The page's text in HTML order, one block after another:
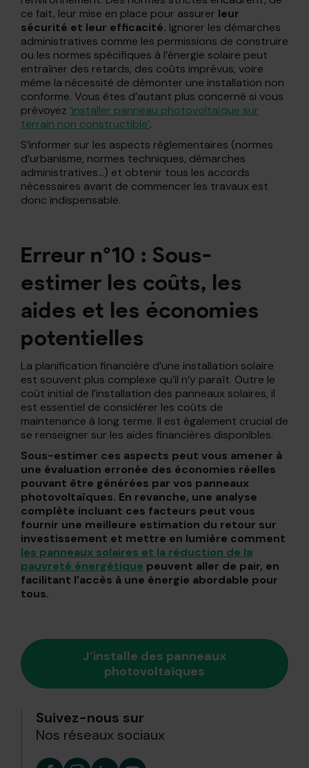
ce fait, leur mise en place pour assurer leur
sécurité et leur efficacité. Ignorer les démarches
administratives comme les permissions de construire
ou les normes spécifiques à l’énergie solaire peut
entraîner des retards, des coûts imprévus, voire
même la nécessité de démonter une installation non
conforme. Vous êtes d’autant plus concerné si vous
prévoyez ‘installer panneau photovoltaïque sur
terrain non constructible’.
S’informer sur les aspects règlementaires (normes
d’urbanisme, normes techniques, démarches
administratives…) et obtenir tous les accords
nécessaires avant de commencer les travaux est
donc indispensable.
Erreur n°10 : Sous-
estimer les coûts, les
aides et les économies
potentielles
La planification financière d’une installation solaire
est souvent plus complexe qu’il n’y paraît. Outre le
coût initial de l’installation des panneaux solaires, il
est essentiel de considérer les coûts de
maintenance à long terme. Il est également crucial de
se renseigner sur les aides financières disponibles.
Sous-estimer ces aspects peut vous amener à
une évaluation erronée des économies réelles
pouvant être générées par vos panneaux
photovoltaïques. En revanche, une analyse
complète incluant ces facteurs peut vous
fournir une meilleure estimation du retour sur
investissement et mettre en lumière comment
les panneaux solaires et la réduction de la
pauvreté énergétique peuvent aller de pair, en
facilitant l’accès à une énergie abordable pour
tous.
J’installe des panneaux
photovoltaïques
Suivez-nous sur
Nos réseaux sociaux